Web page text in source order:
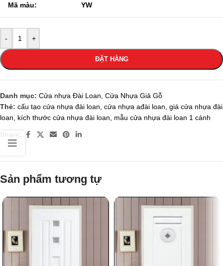
Mã màu: YW
- +
ĐẶT HÀNG
Danh mục: Cửa nhựa Đài Loan Cửa Nhựa Giả Gỗ
Thẻ: cấu tạo cửa nhựa đài loan cửa nhựa ađài loan giá cửa nhựa đài
loan
kích thước cửa nhựa đài loan mẫu cửa nhựa đài loan 1 cánh
Sản phẩm tương tự